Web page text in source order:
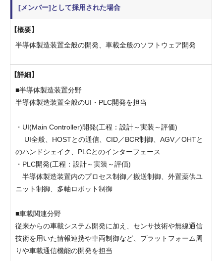
[メンバー]として採用された場合
概要
半導体製造装置全般の開発、車載全般のソフトウェア開発
詳細
■半導体製造装置分野
半導体製造装置全般のUI・PLC開発を担当
・UI(Main Controller)開発(工程：設計～実装～評価)
UI全般、HOSTとの通信、CID／BCR制御、AGV／OHTと
のハンドシェイク、PLCとのインターフェース
・PLC開発(工程：設計～実装～評価)
半導体製造装置内のプロセス制御／搬送制御、外置薬供ユ
ニット制御、多軸ロボット制御
■車載関連分野
従来からの車載システム開発に加え、センサ技術や無線通信
技術を用いた情報連携や車両制御など、プラットフォーム周
りや車載通信機能の開発を担当